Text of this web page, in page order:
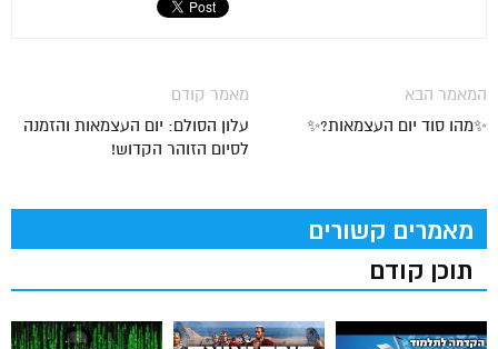
מאמר קודם
עלון הסולם: יום העצמאות והזמנה
לסיום הזוהר הקדוש!
המאמר הבא
✨מהו סוד יום העצמאות?✨
מאמרים קשורים
תוכן קודם